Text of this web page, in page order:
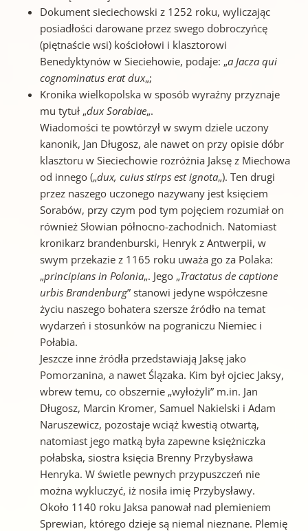
Dokument sieciechowski z 1252 roku, wyliczając
posiadłości darowane przez swego dobroczyńcę
(piętnaście wsi) kościołowi i klasztorowi
Benedyktynów w Sieciehowie, podaje: „a Jacza qui
cognominatus erat dux„;
Kronika wielkopolska w sposób wyraźny przyznaje
mu tytuł „dux Sorabiae„.
Wiadomości te powtórzył w swym dziele uczony
kanonik, Jan Długosz, ale nawet on przy opisie dóbr
klasztoru w Sieciechowie rozróżnia Jaksę z Miechowa
od innego („dux, cuius stirps est ignota„). Ten drugi
przez naszego uczonego nazywany jest księciem
Sorabów, przy czym pod tym pojęciem rozumiał on
również Słowian północno-zachodnich. Natomiast
kronikarz brandenburski, Henryk z Antwerpii, w
swym przekazie z 1165 roku uważa go za Polaka:
„principians in Polonia„. Jego „Tractatus de captione
urbis Brandenburg” stanowi jedyne współczesne
życiu naszego bohatera szersze źródło na temat
wydarzeń i stosunków na pograniczu Niemiec i
Połabia.
Jeszcze inne źródła przedstawiają Jaksę jako
Pomorzanina, a nawet Ślązaka. Kim był ojciec Jaksy,
wbrew temu, co obszernie „wyłożyli” m.in. Jan
Długosz, Marcin Kromer, Samuel Nakielski i Adam
Naruszewicz, pozostaje wciąż kwestią otwartą,
natomiast jego matką była zapewne księżniczka
połabska, siostra księcia Brenny Przybysława
Henryka. W świetle pewnych przypuszczeń nie
można wykluczyć, iż nosiła imię Przybysławy.
Około 1140 roku Jaksa panował nad plemieniem
Sprewian, którego dzieje są niemal nieznane. Plemię